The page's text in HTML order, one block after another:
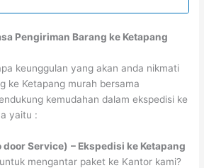
Pengiriman Barang ke Ketapang
keunggulan yang akan anda nikmati
ke Ketapang murah bersama
kemudahan dalam ekspedisi ke
yaitu :
door Service) – Ekspedisi ke Ketapang
mengantar paket ke Kantor kami?